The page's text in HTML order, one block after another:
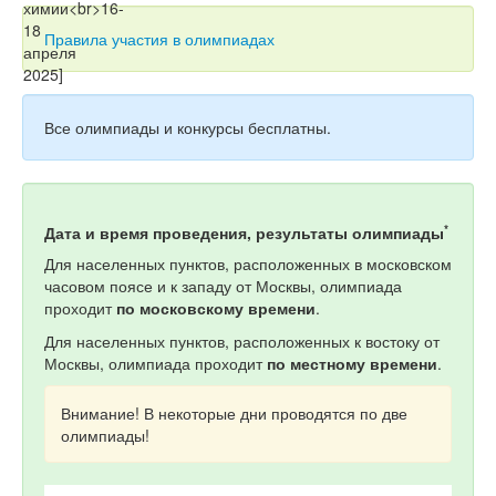
Книги
Игры
Учитель
Правила участия в олимпиадах
Все олимпиады и конкурсы бесплатны.
Дата и время проведения, результаты олимпиады*
Для населенных пунктов, расположенных в московском
часовом поясе и к западу от Москвы, олимпиада
проходит по московскому времени.
Для населенных пунктов, расположенных к востоку от
Москвы, олимпиада проходит по местному времени.
Внимание! В некоторые дни проводятся по две
олимпиады!